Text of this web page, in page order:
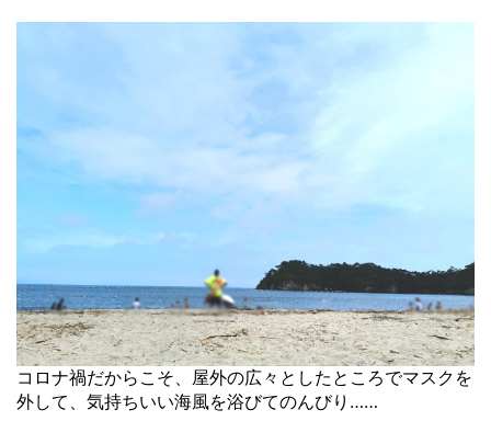
コロナ禍だからこそ、屋外の広々としたところでマスクを
外して、気持ちいい海風を浴びてのんびり……